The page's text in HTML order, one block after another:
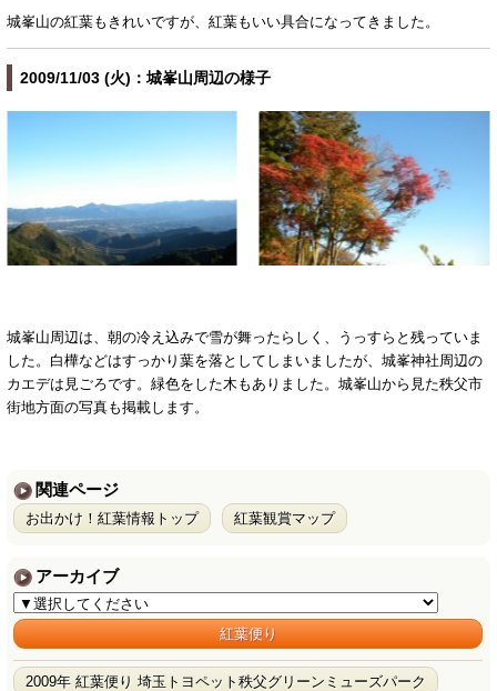
城峯山の紅葉もきれいですが、紅葉もいい具合になってきました。
2009/11/03 (火)：城峯山周辺の様子
城峯山周辺は、朝の冷え込みで雪が舞ったらしく、うっすらと残っていま
した。白樺などはすっかり葉を落としてしまいましたが、城峯神社周辺の
カエデは見ごろです。緑色をした木もありました。城峯山から見た秩父市
街地方面の写真も掲載します。
関連ページ
お出かけ！紅葉情報トップ 紅葉観賞マップ
アーカイブ
紅葉便り
2009年 紅葉便り 埼玉トヨペット秩父グリーンミューズパーク